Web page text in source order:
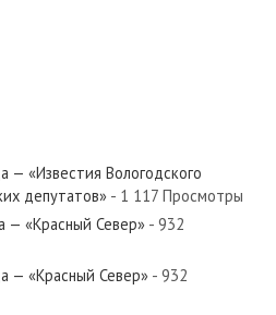
«Красный Север»
«Красный Север»
«Известия Вологодского
депутатов» - 1 117 Просмотры
«Красный Север» - 932
— «Красный Север» - 932